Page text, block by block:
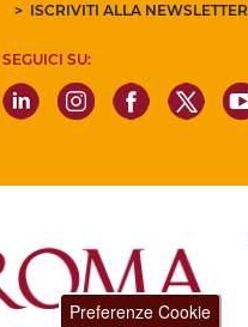
ISCRIVITI ALLA NEWSLETTER
SEGUICI SU:
Preferenze Cookie